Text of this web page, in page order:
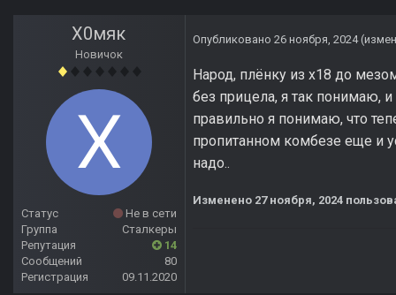
Х0мяк
Новичок
Статус
Не в сети
Группа
Сталкеры
Репутация
14
Сообщений
80
Регистрация
09.11.2020
Опубликовано 26 ноября, 2024
Народ, плёнку из х18 до
без прицела, я так понимаю,
правильно я понимаю, что
пропитанном комбезе еще и
надо..
Изменено 27 ноября, 2024